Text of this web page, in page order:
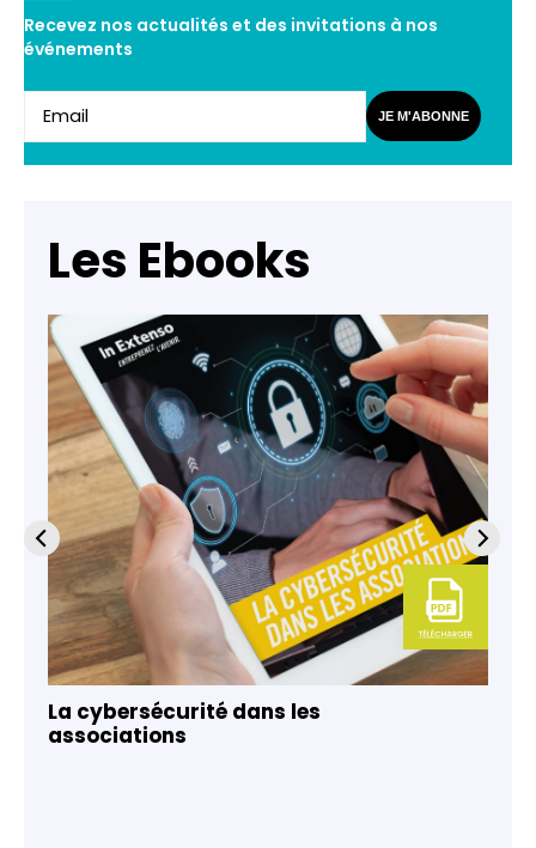
Recevez nos actualités et des invitations à nos
événements
JE M'ABONNE
Les Ebooks
La cybersécurité dans les
associations